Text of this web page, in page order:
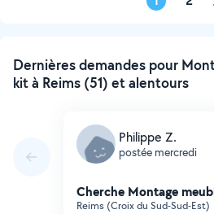
Dernières demandes pour
kit à Reims (51) et alentours
Philippe Z.
postée mercredi
Cherche Montage
Reims (Croix du Sud-Sud-Est)